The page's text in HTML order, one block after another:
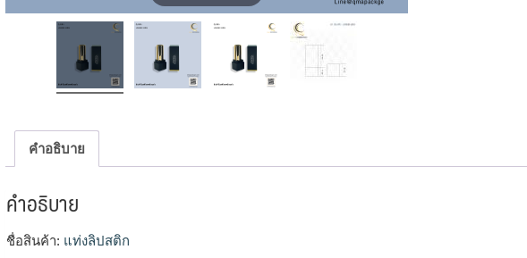
คำอธิบาย
คำอธิบาย
ชื่อสินค้า: แท่งลิปสติก